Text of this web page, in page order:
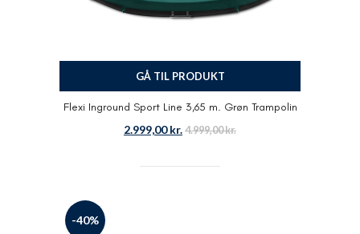
GÅ TIL PRODUKT
Flexi Inground Sport Line 3,65 m. Grøn Trampolin
2.999,00kr. 4.999,00kr.
-40%